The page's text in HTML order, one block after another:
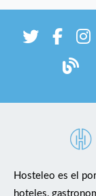
Hosteleo es el
hoteles,